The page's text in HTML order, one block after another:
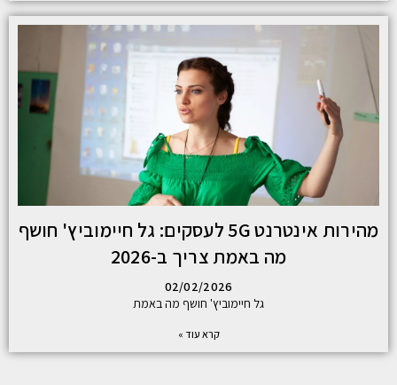
מהירות אינטרנט 5G לעסקים: גל חיימוביץ' חושף
מה באמת צריך ב-2026
02/02/2026
גל חיימוביץ' חושף מה באמת
קרא עוד »